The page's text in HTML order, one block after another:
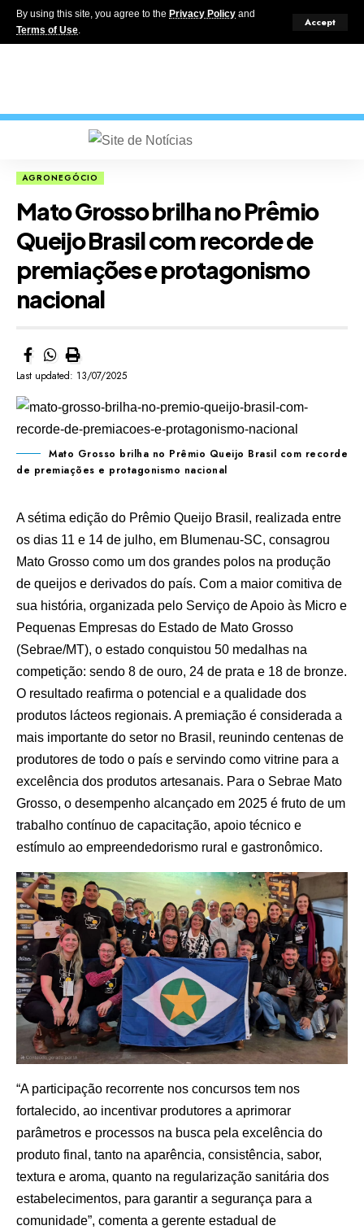
By using this site, you agree to the Privacy Policy and
Terms of Use.
Accept
AGRONEGÓCIO
Mato Grosso brilha no Prêmio
Queijo Brasil com recorde de
premiações e protagonismo
nacional
Last updated: 13/07/2025
Mato Grosso brilha no Prêmio Queijo Brasil com recorde
de premiações e protagonismo nacional
A sétima edição do Prêmio Queijo Brasil, realizada entre
os dias 11 e 14 de julho, em Blumenau-SC, consagrou
Mato Grosso como um dos grandes polos na produção
de queijos e derivados do país. Com a maior comitiva de
sua história, organizada pelo Serviço de Apoio às Micro e
Pequenas Empresas do Estado de Mato Grosso
(Sebrae/MT), o estado conquistou 50 medalhas na
competição: sendo 8 de ouro, 24 de prata e 18 de bronze.
O resultado reafirma o potencial e a qualidade dos
produtos lácteos regionais. A premiação é considerada a
mais importante do setor no Brasil, reunindo centenas de
produtores de todo o país e servindo como vitrine para a
excelência dos produtos artesanais. Para o Sebrae Mato
Grosso, o desempenho alcançado em 2025 é fruto de um
trabalho contínuo de capacitação, apoio técnico e
estímulo ao empreendedorismo rural e gastronômico.
“A participação recorrente nos concursos tem nos
fortalecido, ao incentivar produtores a aprimorar
parâmetros e processos na busca pela excelência do
produto final, tanto na aparência, consistência, sabor,
textura e aroma, quanto na regularização sanitária dos
estabelecimentos, para garantir a segurança para a
comunidade”, comenta a gerente estadual de